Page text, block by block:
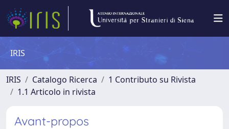
IRIS
IRIS Catalogo Ricerca
1 Contributo su Rivista
1.1 Articolo in rivista
Avant-propos